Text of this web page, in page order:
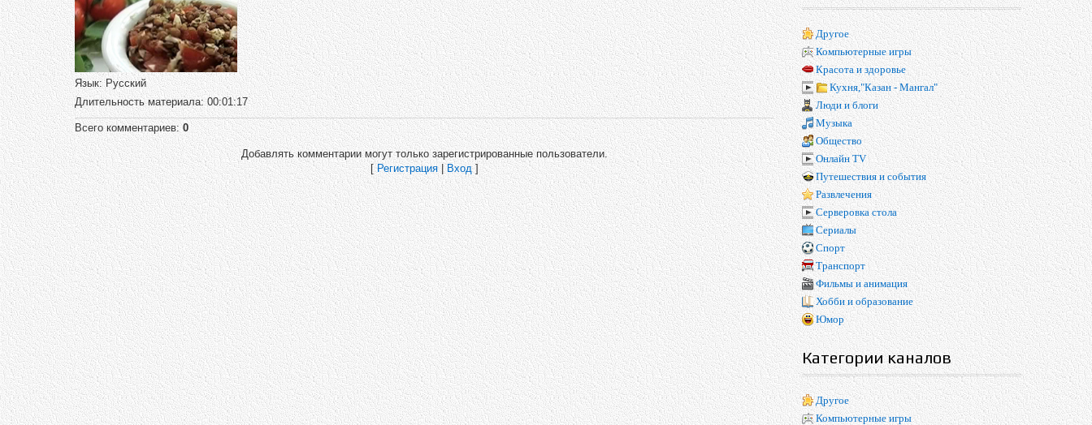
Язык: Русский
Длительность материала: 00:01:17
Всего комментариев:0
Добавлять комментарии могут только зарегистрированные пользователи.
[Регистрация|Вход]
Другое
Компьютерные игры
Красота и здоровье
Кухня,"Казан - Мангал"
Люди и блоги
Музыка
Общество
Онлайн TV
Путешествия и события
Развлечения
Серверовка стола
Сериалы
Спорт
Транспорт
Фильмы и анимация
Хобби и образование
Юмор
Категории каналов
Другое
Компьютерные игры